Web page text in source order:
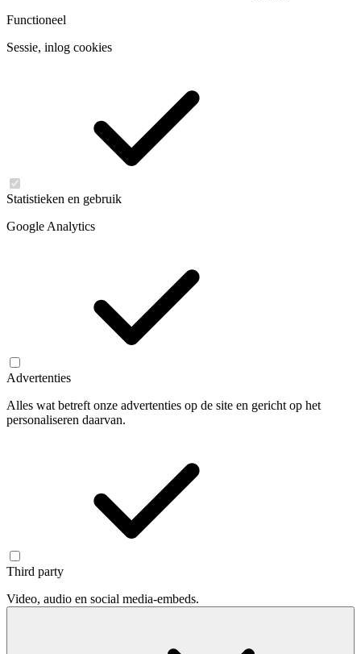
Functioneel
Sessie, inlog cookies
Statistieken en gebruik
Google Analytics
Advertenties
Alles wat betreft onze advertenties op de site en gericht op het
personaliseren daarvan.
Third party
Video, audio en social media-embeds.